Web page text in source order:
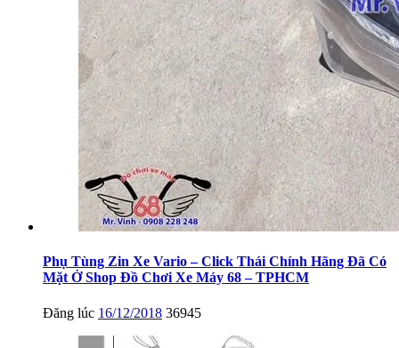
Phụ Tùng Zin Xe Vario – Click Thái Chính Hãng Đã Có
Mặt Ở Shop Đồ Chơi Xe Máy 68 – TPHCM
Đăng lúc 16/12/2018 36945